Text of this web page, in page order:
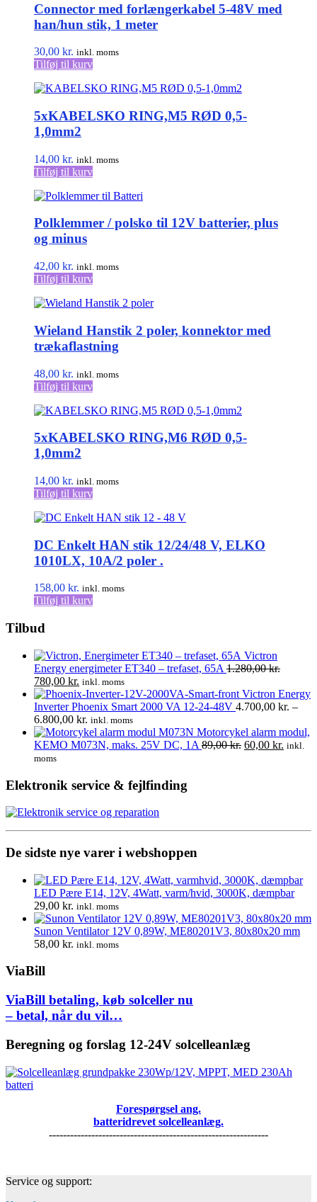
Connector med forlængerkabel 5-48V med
han/hun stik, 1 meter
30,00 kr. inkl. moms
Tilføj til kurv
5xKABELSKO RING,M5 RØD 0,5-
1,0mm2
14,00 kr. inkl. moms
Tilføj til kurv
Polklemmer / polsko til 12V batterier, plus
og minus
42,00 kr. inkl. moms
Tilføj til kurv
Wieland Hanstik 2 poler, konnektor med
trækaflastning
48,00 kr. inkl. moms
Tilføj til kurv
5xKABELSKO RING,M6 RØD 0,5-
1,0mm2
14,00 kr. inkl. moms
Tilføj til kurv
DC Enkelt HAN stik 12/24/48 V, ELKO
1010LX, 10A/2 poler .
158,00 kr. inkl. moms
Tilføj til kurv
Tilbud
Victron
Energy energimeter ET340 – trefaset, 65A 1.280,00kr.
Den
oprindelige
pris
var:
1.280,00 kr..
780,00 kr. Den
aktuelle
pris
er:
780,00 kr..
inkl. moms
Victron Energy
Inverter Phoenix Smart 2000 VA 12-24-48V 4.700,00 kr. –
6.800,00 kr. Prisinterval:
4.700,00 kr.
til
inkl. moms
Motorcykel alarm modul,
KEMO M073N, maks. 25V DC, 1A 89,00kr. Den
60,00 kr. Den
inkl.
moms
Elektronik service & fejlfinding
De sidste nye varer i webshoppen
LED Pære E14, 12V, 4Watt, varm/hvid, 3000K, dæmpbar
29,00 kr. inkl. moms
Sunon Ventilator 12V 0,89W, ME80201V3, 80x80x20 mm
58,00 kr. inkl. moms
ViaBill
ViaBill betaling, køb solceller nu
– betal, når du vil…
Beregning og forslag 12-24V solcelleanlæg
Forespørgsel ang.
batteridrevet solcelleanlæg.
--------------------------------------------------------------
Service og support: